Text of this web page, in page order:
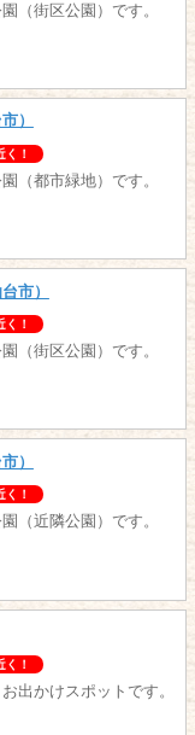
（街区公園）です。
）
く！
（都市緑地）です。
市）
く！
（街区公園）です。
）
く！
（近隣公園）です。
く！
出かけスポットです。